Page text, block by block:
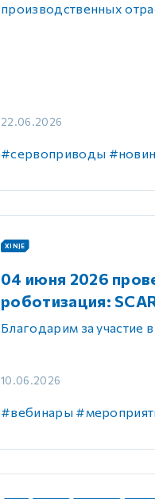
производственных
22.06.2026
#сервоприводы
XINJE
04 июня 2026
роботизация:
Благодарим за участие
10.06.2026
#вебинары